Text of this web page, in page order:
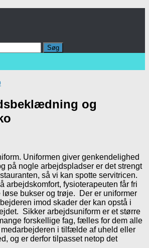
og
Uniformen giver genkendelighed
på nogle arbejdspladser er det strengt
så vi kan spotte servitricen.
arbejdskomfort, fysioterapeuten får fri
bukser og trøje. Der er uniformer
imod skader der kan opstå i
Sikker arbejdsuniform er et større
forskellige fag, fælles for dem alle
i tilfælde af uheld eller
og er derfor tilpasset netop det